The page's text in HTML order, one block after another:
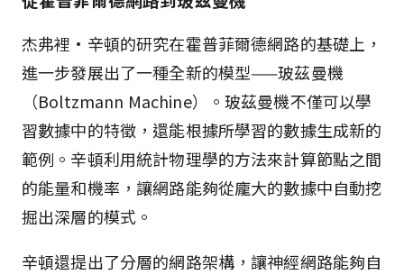
杰弗裡·辛頓的研究在霍普菲爾德網路的基礎上，
進一步發展出了一種全新的模型——玻茲曼機
（Boltzmann Machine）。玻茲曼機不僅可以學
習數據中的特徵，還能根據所學習的數據生成新的
範例。辛頓利用統計物理學的方法來計算節點之間
的能量和機率，讓網路能夠從龐大的數據中自動挖
掘出深層的模式。
辛頓還提出了分層的網路架構，讓神經網路能夠自